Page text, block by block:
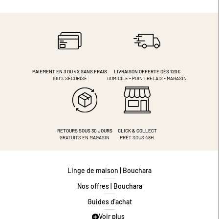
PAIEMENT EN 3 OU 4XSANS FRAIS
100% SÉCURISÉ
LIVRAISON OFFERTE DÈS 120€
DOMICILE - POINT RELAIS - MAGASIN
RETOURS SOUS 30 JOURS
GRATUITS EN MAGASIN
CLICK & COLLECT
PRÊT SOUS 48H
Linge de maison | Bouchara
Nos offres | Bouchara
Guides d'achat
Guide des tailles
Voir plus